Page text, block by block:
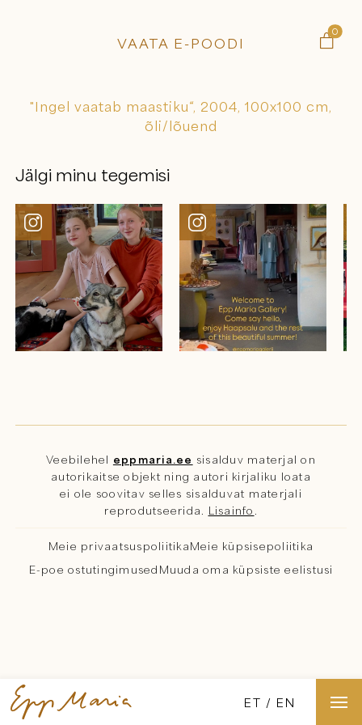
ET EN
VAATA E-POODI
0

"Ingel vaatab maastiku“, 2004, 100x100 cm,
õli/lõuend
Jälgi minu tegemisi
 
Veebilehel eppmaria.ee sisalduv materjal on
autorikaitse objekt ning autori kirjaliku loata
ei ole soovitav selles sisalduvat materjali
reprodutseerida. Lisainfo
Meie privaatsuspoliitikaMeie küpsisepoliitika
E-poe ostutingimused Muuda oma küpsiste eelistusi